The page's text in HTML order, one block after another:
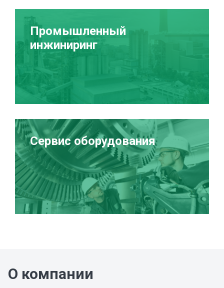
Промышленный
инжиниринг
Сервис оборудования
О компании